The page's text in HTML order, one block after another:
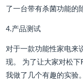
了一台带有杀菌功能的
4.产品测试
对于一款功能性家电来
现。 为了让大家对松下
我做了几个有趣的实验。